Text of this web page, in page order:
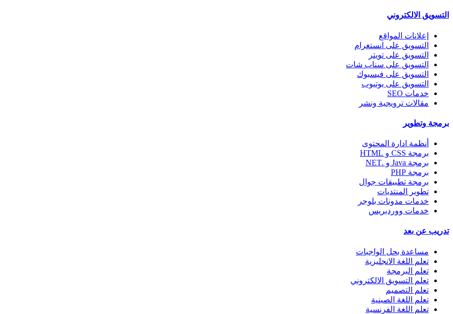
التسويق الالكتروني
إعلانات المواقع
التسويق على انستغرام
التسويق على تويتر
التسويق على سناب شات
التسويق على فيسبوك
التسويق على يوتيوب
خدمات SEO
مقالات ترويجية ونشر
برمجة وتطوير
أنظمة ادارة المحتوى
برمجة CSS و HTML
برمجة Java و .NET
برمجة PHP
برمجة تطبيقات جوال
تطوير المنتديات
خدمات مدونات بلوجر
خدمات ووردبريس
تدريب عن بعد
مساعدة بحل الواجبات
تعلم اللغة الانجليزية
تعلم البرمجة
تعلم التسويق الالكتروني
تعلم التصميم
تعلم اللغة الصينية
تعلم اللغة الفرنسية